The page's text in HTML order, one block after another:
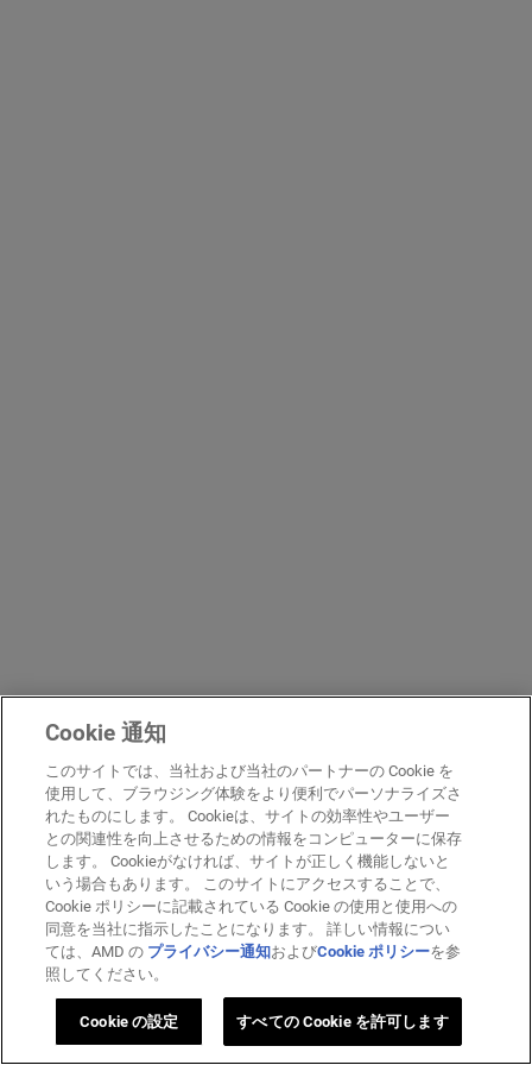
Cookie 通知
このサイトでは、当社および当社のパートナーの Cookie を
使用して、ブラウジング体験をより便利でパーソナライズさ
れたものにします。 Cookieは、サイトの効率性やユーザー
との関連性を向上させるための情報をコンピューターに保存
します。 Cookieがなければ、サイトが正しく機能しないと
いう場合もあります。 このサイトにアクセスすることで、
Cookie ポリシーに記載されている Cookie の使用と使用への
同意を当社に指示したことになります。 詳しい情報につい
ては、AMD の プライバシー通知およびCookie ポリシーを参
照してください。
Cookie の設定 すべての Cookie を許可します